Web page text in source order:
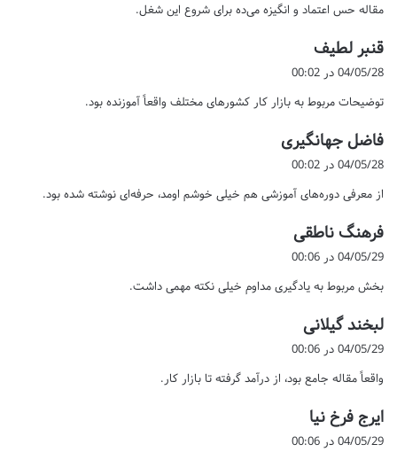
مقاله حس اعتماد و انگیزه می‌ده برای شروع این شغل.
قنبر لطیف
ف
:
04/05/28 در 00:02
توضیحات مربوط به بازار کار کشورهای مختلف واقعاً آموزنده بود.
فاضل جهانگیری
:
04/05/28 در 00:02
از معرفی دوره‌های آموزشی هم خیلی خوشم اومد، حرفه‌ای نوشته شده بود.
فرهنگ ناطقی
ف
:
04/05/29 در 00:06
بخش مربوط به یادگیری مداوم خیلی نکته مهمی داشت.
لبخند گیلانی
ف
:
04/05/29 در 00:06
واقعاً مقاله جامع بود، از درآمد گرفته تا بازار کار.
ایرج فرخ نیا
ف
04/05/29 در 00:06